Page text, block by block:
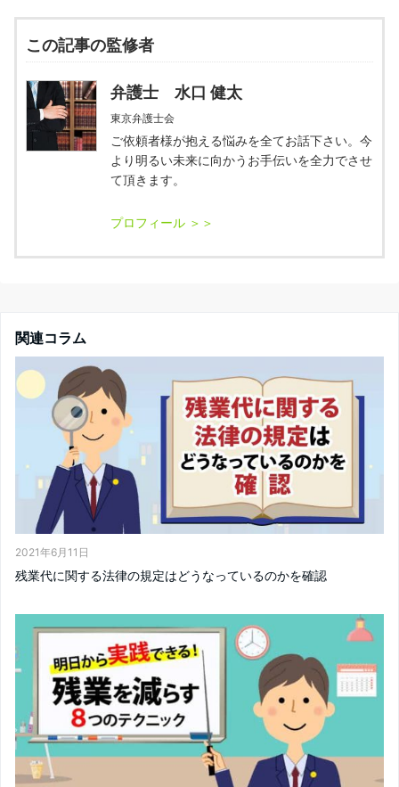
この記事の監修者
弁護士 水口 健太
東京弁護士会
ご依頼者様が抱える悩みを全てお話下さい。今
より明るい未来に向かうお手伝いを全力でさせ
て頂きます。
関連コラム
2021年6月11日
残業代に関する法律の規定はどうなっているのかを確認